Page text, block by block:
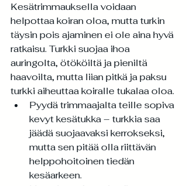
Kesätrimmauksella voidaan
helpottaa koiran oloa, mutta turkin
täysin pois ajaminen ei ole aina hyvä
ratkaisu. Turkki suojaa ihoa
auringolta, ötököiltä ja pieniltä
haavoilta, mutta liian pitkä ja paksu
turkki aiheuttaa koiralle tukalaa oloa.
Pyydä trimmaajalta teille sopiva
kevyt kesätukka – turkkia saa
jäädä suojaavaksi kerrokseksi,
mutta sen pitää olla riittävän
helppohoitoinen tiedän
kesäarkeen.